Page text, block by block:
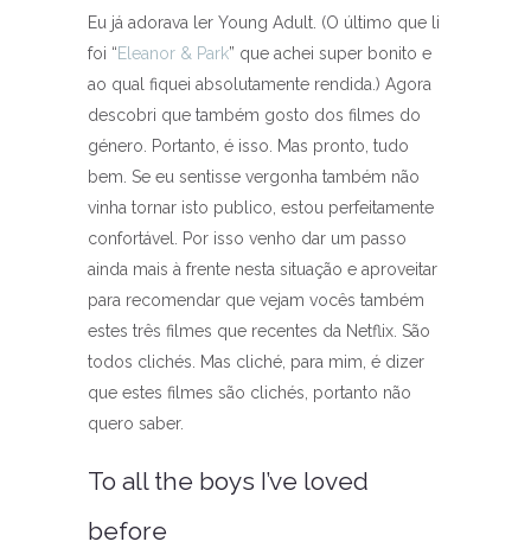
Eu já adorava ler Young Adult. (O último que li
foi “Eleanor & Park” que achei super bonito e
ao qual fiquei absolutamente rendida.) Agora
descobri que também gosto dos filmes do
género. Portanto, é isso. Mas pronto, tudo
bem. Se eu sentisse vergonha também não
vinha tornar isto publico, estou perfeitamente
confortável. Por isso venho dar um passo
ainda mais à frente nesta situação e aproveitar
para recomendar que vejam vocês também
estes três filmes que recentes da Netflix. São
todos clichés. Mas cliché, para mim, é dizer
que estes filmes são clichés, portanto não
quero saber.
To all the boys I’ve loved
before